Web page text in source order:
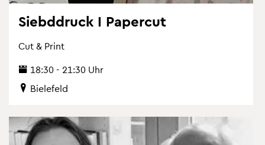
Sieb­d­druck I Pa­per­cut
Cut & Print
18:30 - 21:30 Uhr
Bie­le­feld